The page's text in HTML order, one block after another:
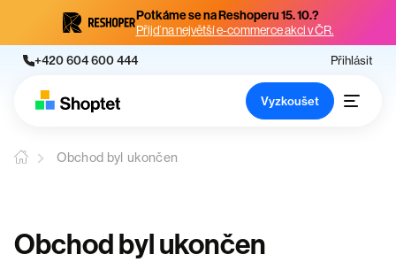
Potkáme se na Reshoperu 15. 10.?
Přijď na největší e-commerce akci v ČR.
+420 604 600 444 Přihlásit
Vyzkoušet
Obchod byl ukončen
Obchod byl ukončen